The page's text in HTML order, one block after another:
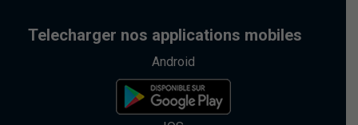
Telecharger nos applications mobiles
Android